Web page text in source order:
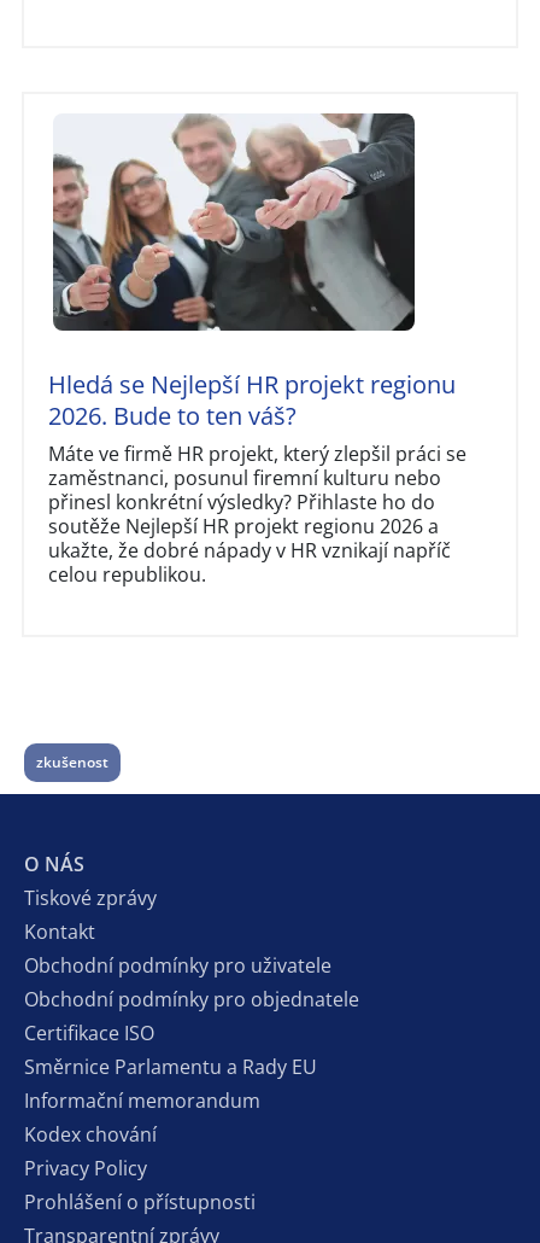
Hledá se Nejlepší HR projekt regionu
2026. Bude to ten váš?
Máte ve firmě HR projekt, který zlepšil práci se
zaměstnanci, posunul firemní kulturu nebo
přinesl konkrétní výsledky? Přihlaste ho do
soutěže Nejlepší HR projekt regionu 2026 a
ukažte, že dobré nápady v HR vznikají napříč
celou republikou.
zkušenost
O NÁS
Tiskové zprávy
Kontakt
Obchodní podmínky pro uživatele
Obchodní podmínky pro objednatele
Certifikace ISO
Směrnice Parlamentu a Rady EU
Informační memorandum
Kodex chování
Privacy Policy
Prohlášení o přístupnosti
Transparentní zprávy